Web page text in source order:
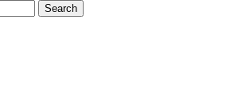
Search